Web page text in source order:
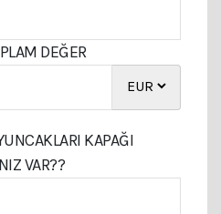
DEĞER
KAPAĞI
VAR??